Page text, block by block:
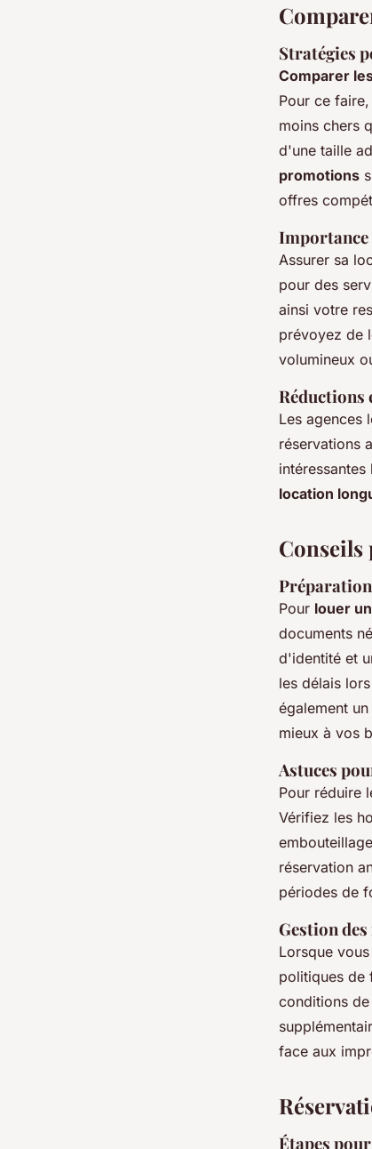
Stratégies
Comparer
Pour ce
moins chers
d'une taille
promotions
offres
Importance
Assurer sa
pour des
ainsi votre
prévoyez de
volumineux
Les agences
réservations
location
Conseils
Pour louer
documents
d'identité et
les délais
également
mieux à vos
Astuces
Pour réduire
Vérifiez les
réservation
périodes de
Gestion
Lorsque
politiques de
conditions
face aux
Étapes